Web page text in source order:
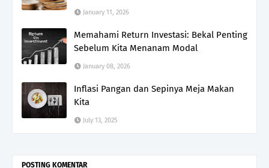
January 11, 2026
Memahami Return Investasi: Bekal Penting
Sebelum Kita Menanam Modal
January 08, 2026
Inflasi Pangan dan Sepinya Meja Makan
Kita
July 13, 2025
POSTING KOMENTAR